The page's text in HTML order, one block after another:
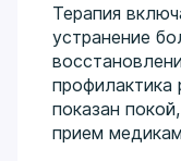
Терапия
устранение
показан
прием